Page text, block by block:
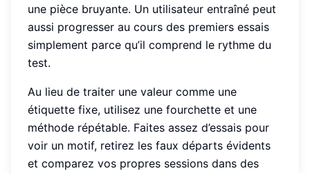
une pièce bruyante. Un utilisateur entraîné peut
aussi progresser au cours des premiers essais
simplement parce qu’il comprend le rythme du
test.
Au lieu de traiter une valeur comme une
étiquette fixe, utilisez une fourchette et une
méthode répétable. Faites assez d’essais pour
voir un motif, retirez les faux départs évidents
et comparez vos propres sessions dans des